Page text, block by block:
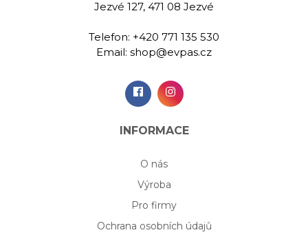
Jezvé 127, 471 08 Jezvé
Telefon: +420 771 135 530
Email: shop@evpas.cz
INFORMACE
O nás
Výroba
Pro firmy
Ochrana osobních údajů